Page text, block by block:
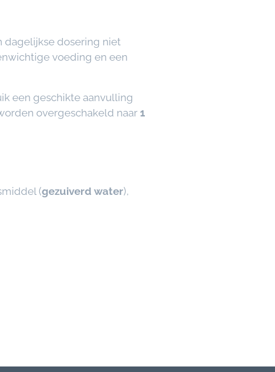
dagelijkse dosering niet
voeding en een
een geschikte aanvulling
overgeschakeld naar 1
(gezuiverd water),